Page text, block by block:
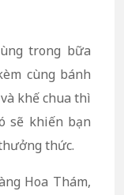
trong bữa
cùng bánh
khế chua thì
sẽ khiến bạn
thức.
Hoa Thám,